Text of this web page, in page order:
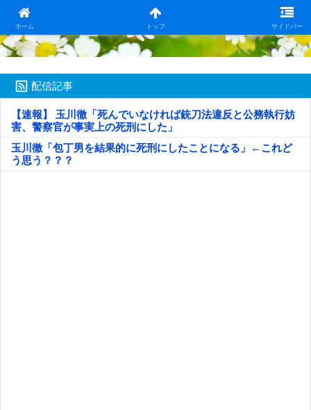
ホーム トップ サイドバー
日本第一！ニュース録
配信記事
【速報】 玉川徹「死んでいなければ銃刀法違反と公務執行妨
害、警察官が事実上の死刑にした」
玉川徹「包丁男を結果的に死刑にしたことになる」←これど
う思う？？？